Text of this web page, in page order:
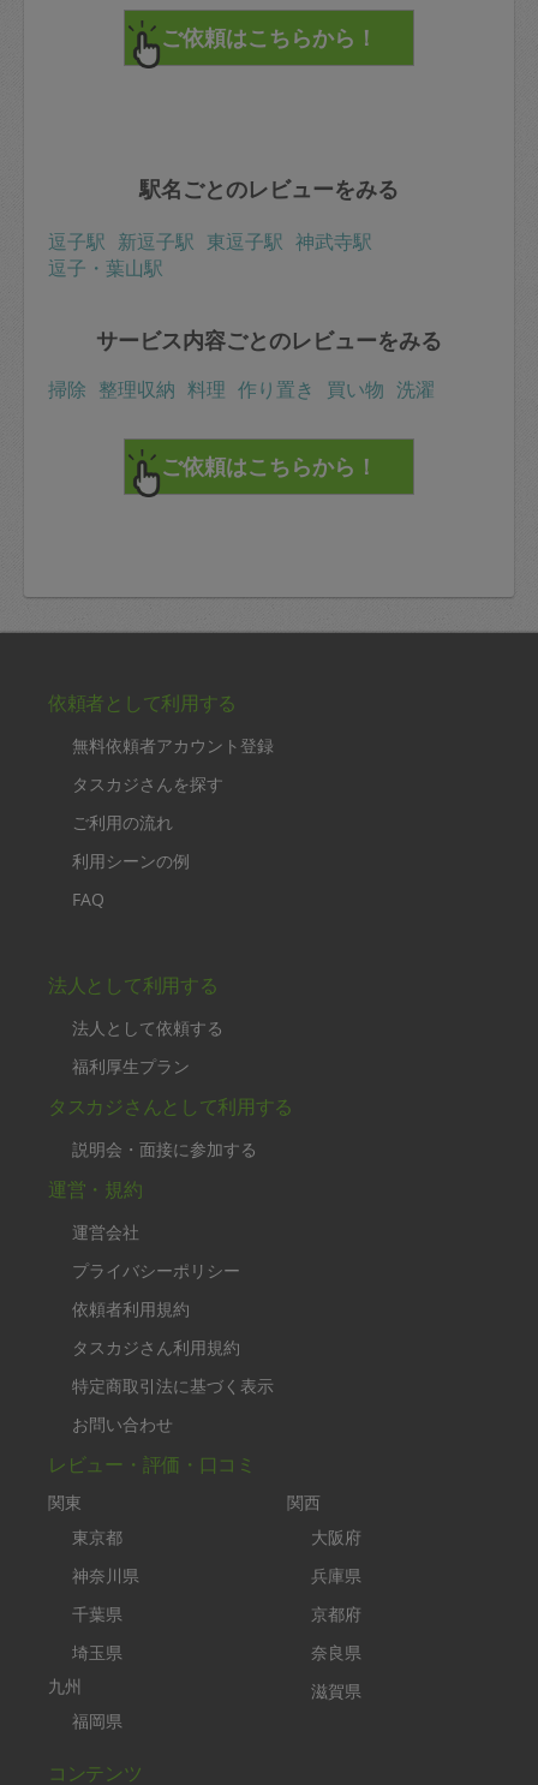
駅名ごとのレビューをみる
逗子駅 新逗子駅 東逗子駅 神武寺駅
逗子・葉山駅
サービス内容ごとのレビューをみる
掃除 整理収納 料理 作り置き 買い物 洗濯
依頼者として利用する
無料依頼者アカウント登録
タスカジさんを探す
ご利用の流れ
利用シーンの例
FAQ
法人として利用する
法人として依頼する
福利厚生プラン
タスカジさんとして利用する
説明会・面接に参加する
運営・規約
運営会社
プライバシーポリシー
依頼者利用規約
タスカジさん利用規約
特定商取引法に基づく表示
お問い合わせ
レビュー・評価・口コミ
関東
東京都
神奈川県
千葉県
埼玉県
九州
福岡県
関西
大阪府
兵庫県
京都府
奈良県
滋賀県
コンテンツ